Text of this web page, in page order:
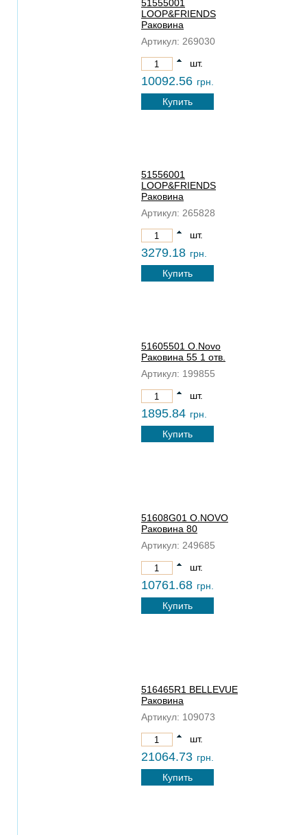
51555001
LOOP&FRIENDS
Раковина
Артикул: 269030
шт.
10092.56 грн.
Купить
51556001
LOOP&FRIENDS
Раковина
Артикул: 265828
шт.
3279.18 грн.
Купить
51605501 O.Novo
Раковина 55 1 отв.
Артикул: 199855
шт.
1895.84 грн.
Купить
51608G01 O.NOVO
Раковина 80
Артикул: 249685
шт.
10761.68 грн.
Купить
516465R1 BELLEVUE
Раковина
Артикул: 109073
шт.
21064.73 грн.
Купить